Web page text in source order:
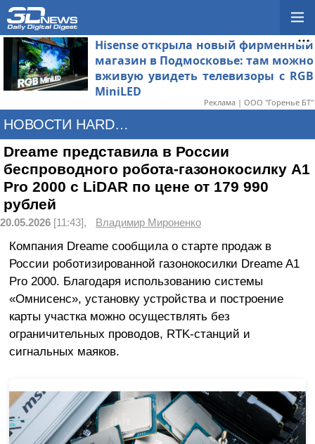
Hisense открыла новый фирменный
магазин в Подмосковье: там можно
вживую увидеть телевизоры с RGB
MiniLED
Реклама | ООО "Горенье БТ"
НОВОСТИ HARDWARE
Dreame представила в России
беспроводного робота-газонокосилку A1
Pro 2000 с LiDAR по цене от 179 990
рублей
20.05.2026 [11:43], Владимир Мироненко
Компания Dreame сообщила о старте продаж в
России роботизированной газонокосилки Dreame A1
Pro 2000. Благодаря использованию системы
«Омнисенс», установку устройства и построение
карты участка можно осуществлять без
ограничительных проводов, RTK-станций и
сигнальных маяков.